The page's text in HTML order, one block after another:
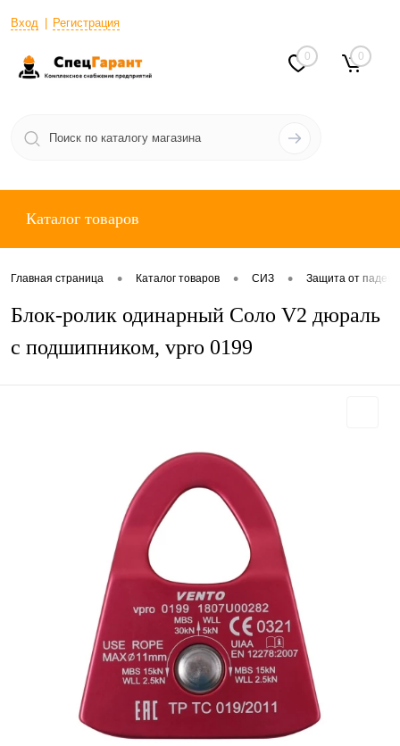
Вход Регистрация
0 0
Каталог товаров
Главная страница • Каталог товаров • СИЗ • Защита от
Блок-ролик одинарный Соло V2 дюраль
с подшипником, vpro 0199